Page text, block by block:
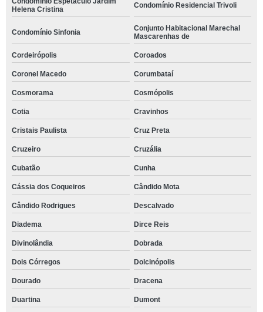
Helena Cristina
Condomínio Residencial Trivoli
Condomínio Sinfonia
Conjunto Habitacional Marechal
Mascarenhas de
Cordeirópolis Coroados
Coronel Macedo Corumbataí
Cosmorama Cosmópolis
Cotia Cravinhos
Cristais Paulista Cruz Preta
Cruzeiro Cruzália
Cubatão Cunha
Cássia dos Coqueiros Cândido Mota
Cândido Rodrigues Descalvado
Diadema Dirce Reis
Divinolândia Dobrada
Dois Córregos Dolcinópolis
Dourado Dracena
Duartina Dumont